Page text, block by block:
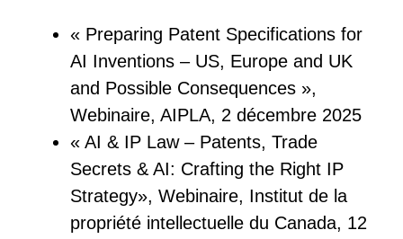
« Preparing Patent Specifications for
AI Inventions – US, Europe and UK
and Possible Consequences »,
Webinaire, AIPLA, 2 décembre 2025
« AI & IP Law – Patents, Trade
Secrets & AI: Crafting the Right IP
Strategy», Webinaire, Institut de la
propriété intellectuelle du Canada, 12